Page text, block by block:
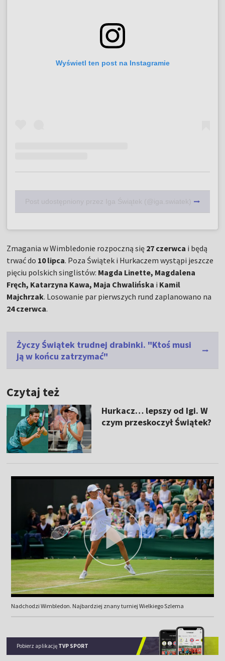
Wyświetl ten post na Instagramie
Post udostępniony przez Iga Świątek (@iga.swiatek)
Zmagania w Wimbledonie rozpoczną się 27 czerwca i będą
trwać do 10 lipca. Poza Świątek i Hurkaczem wystąpi jeszcze
pięciu polskich singlistów: Magda Linette, Magdalena
Fręch, Katarzyna Kawa, Maja Chwalińska i Kamil
Majchrzak. Losowanie par pierwszych rund zaplanowano na
24 czerwca.
Życzy Świątek trudnej drabinki. "Ktoś musi
ją w końcu zatrzymać"
Czytaj też
Hurkacz… lepszy od Igi. W
czym przeskoczył Świątek?
Nadchodzi Wimbledon. Najbardziej znany turniej Wielkiego Szlema
Pobierz aplikację TVP SPORT